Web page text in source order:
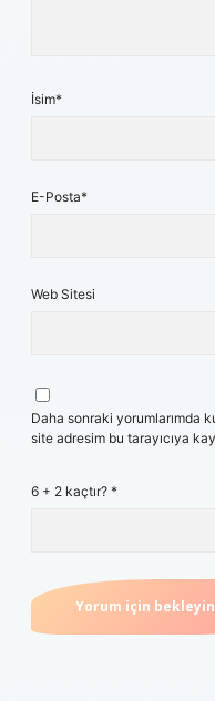
İsim*
E-Posta*
Web Sitesi
Daha sonraki yorumlarımda
site adresim bu tarayıcıya
6 + 2 kaçtır? *